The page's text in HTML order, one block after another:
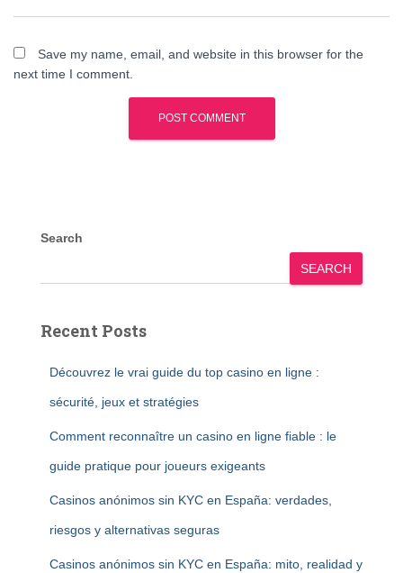
Save my name, email, and website in this browser for the
next time I comment.
Search
SEARCH
Recent Posts
Découvrez le vrai guide du top casino en ligne :
sécurité, jeux et stratégies
Comment reconnaître un casino en ligne fiable : le
guide pratique pour joueurs exigeants
Casinos anónimos sin KYC en España: verdades,
riesgos y alternativas seguras
Casinos anónimos sin KYC en España: mito, realidad y